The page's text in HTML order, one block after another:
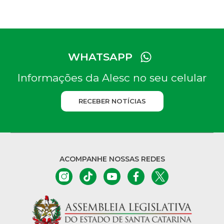
WHATSAPP
Informações da Alesc no seu celular
RECEBER NOTÍCIAS
ACOMPANHE NOSSAS REDES